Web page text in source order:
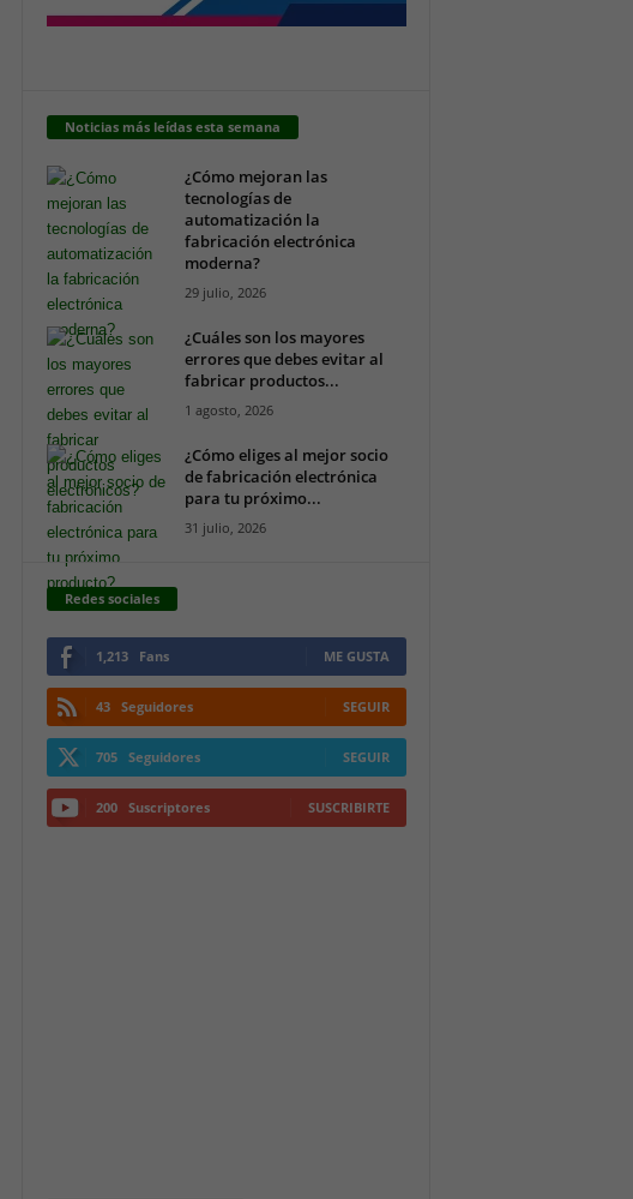
Noticias más leídas esta semana
¿Cómo mejoran las
tecnologías de
automatización la
fabricación electrónica
moderna?
29 julio, 2026
¿Cuáles son los mayores
errores que debes evitar al
fabricar productos...
1 agosto, 2026
¿Cómo eliges al mejor socio
de fabricación electrónica
para tu próximo...
31 julio, 2026
Redes sociales
1,213 Fans ME GUSTA
43 Seguidores SEGUIR
705 Seguidores SEGUIR
200 Suscriptores SUSCRIBIRTE